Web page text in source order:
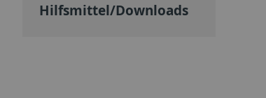
Hilfsmittel/Downloads